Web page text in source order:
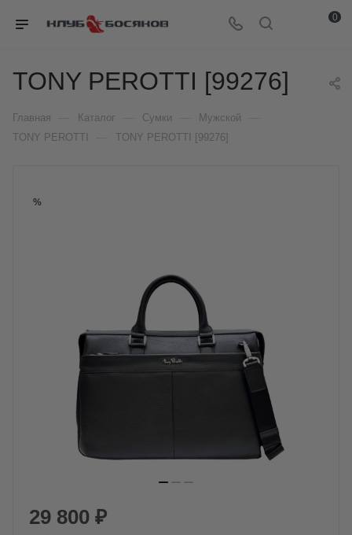
0
TONY PEROTTI [99276]
Главная Каталог Сумки Мужской
TONY PEROTTI TONY PEROTTI [99276]
%
29 800 ₽